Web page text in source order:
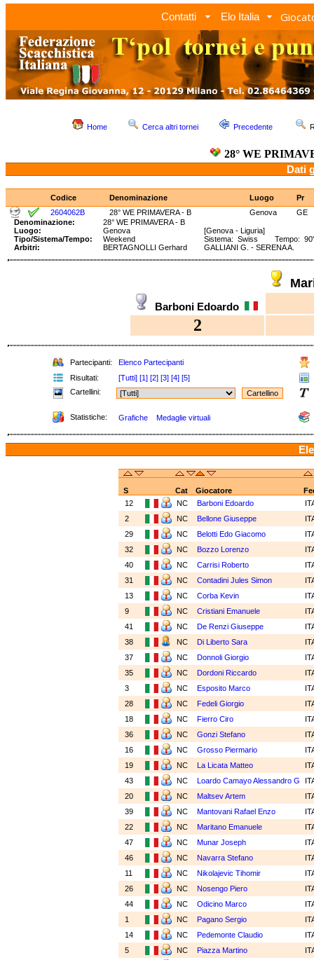
Contatti Elo Italia
Home Cerca altri tornei Precedente
28° WE
Dati
Codice Denominazione Luogo
Pr
2604062B
28° WE PRIMAVERA - B Genova
GE
Denominazione:
28° WE PRIMAVERA - B
Luogo:
Genova
[Genova - Liguria]
Tipo/Sistema/Tempo:
Weekend
Sistema: Swiss Tempo: 90'
Arbitri:
BERTAGNOLLI Gerhard GALLIANI G. - SERENA A.
Barboni Edoardo
2
Partecipanti:
Elenco Partecipanti
Risultati:
[Tutti] [1] [2] [3] [4] [5]
Cartellini:
Statistiche: Grafiche Medaglie virtuali
S Cat Giocatore
12
NC Barboni Edoardo
2
NC Bellone Giuseppe
29
NC Belotti Edo Giacomo
32
NC Bozzo Lorenzo
40
NC Carrisi Roberto
31
NC Contadini Jules Simon
13
NC Corba Kevin
9
NC Cristiani Emanuele
41
NC De Renzi Giuseppe
38
NC Di Liberto Sara
37
NC Donnoli Giorgio
35
NC Dordoni Riccardo
3
NC Esposito Marco
28
NC Fedeli Giorgio
18
NC Fierro Ciro
36
NC Gonzi Stefano
16
NC Grosso Piermario
19
NC La Licata Matteo
43
NC Loardo Camayo Alessandro G
20
NC Maltsev Artem
39
NC Mantovani Rafael Enzo
22
NC Maritano Emanuele
47
NC Munar Joseph
46
NC Navarra Stefano
11
NC Nikolajevic Tihomir
26
NC Nosengo Piero
44
NC Odicino Marco
1
NC Pagano Sergio
14
NC Pedemonte Claudio
5
NC Piazza Martino